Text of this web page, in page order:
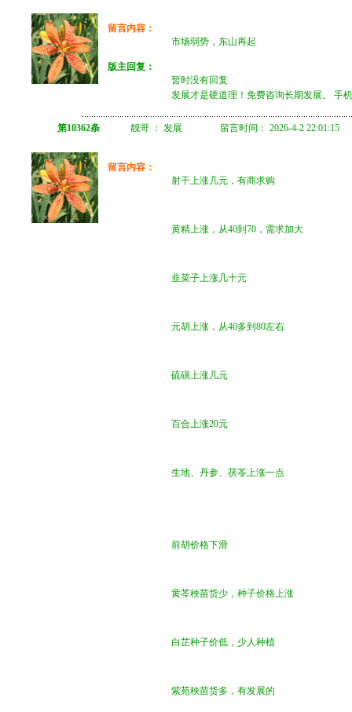
留言内容：
市场弱势，东山再起
版主回复：
暂时没有回复
发展才是硬道理！免费咨询长期发展。 手
第10362条 靓哥 ： 发展 留言时间： 2026-4-2 22:01:15
留言内容：
射干上涨几元，有商求购
黄精上涨，从40到70，需求加大
韭菜子上涨几十元
元胡上涨，从40多到80左右
硫磺上涨几元
百合上涨20元
生地、丹参、茯苓上涨一点
前胡价格下滑
黄芩秧苗货少，种子价格上涨
白芷种子价低，少人种植
紫苑秧苗货多，有发展的